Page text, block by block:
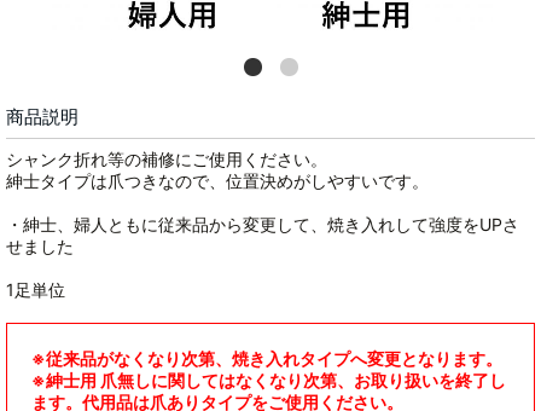
商品説明
シャンク折れ等の補修にご使用ください。
紳士タイプは爪つきなので、位置決めがしやすいです。
・紳士、婦人ともに従来品から変更して、焼き入れして強度をUPさ
せました
1足単位
※従来品がなくなり次第、焼き入れタイプへ変更となります。
※紳士用 爪無しに関してはなくなり次第、お取り扱いを終了し
ます。代用品は爪ありタイプをご使用ください。